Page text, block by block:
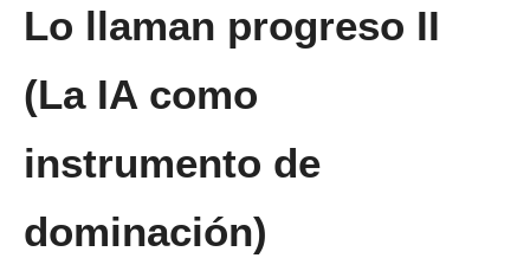
Lo llaman progreso II
(La IA como
instrumento de
dominación)